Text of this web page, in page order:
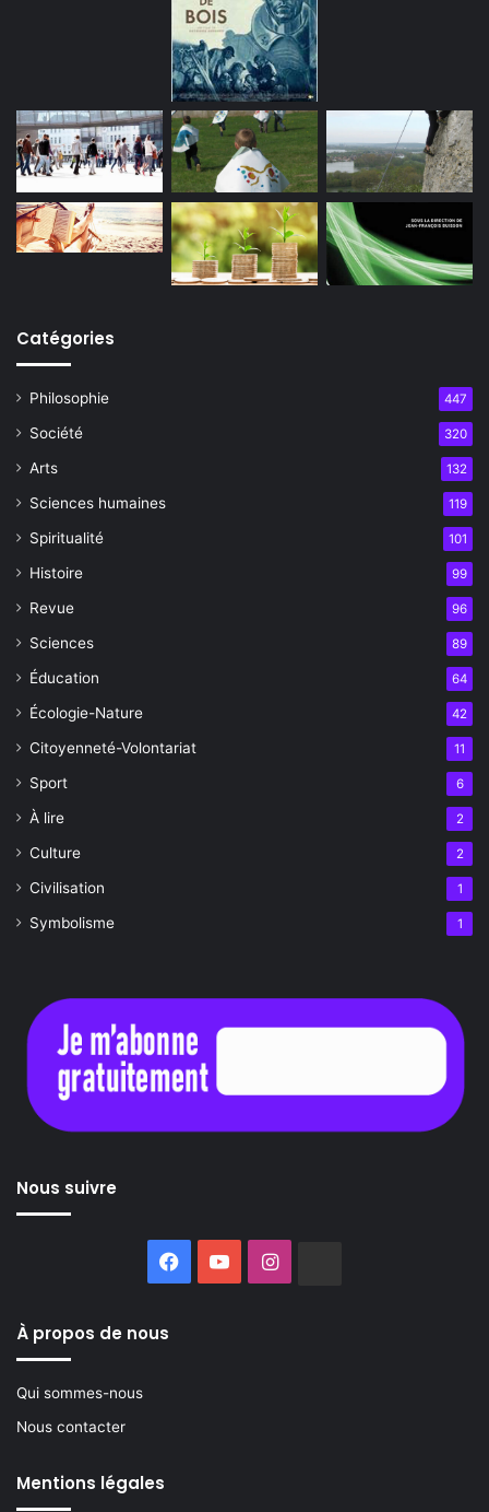
Catégories
Philosophie 447
Société 320
Arts 132
Sciences humaines 119
Spiritualité 101
Histoire 99
Revue 96
Sciences 89
Éducation 64
Écologie-Nature 42
Citoyenneté-Volontariat 11
Sport 6
À lire 2
Culture 2
Civilisation 1
Symbolisme 1
Nous suivre
Facebook
YouTubeInstagram
À propos de nous
Qui sommes-nous
Nous contacter
Mentions légales